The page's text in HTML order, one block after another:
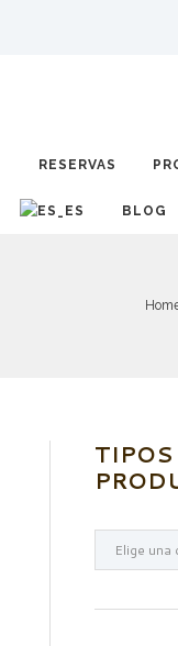
RESERVAS
BLOG
TIPOS